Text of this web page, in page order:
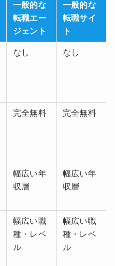
一般的な
転職エー
ジェント
一般的な
転職サイ
ト
なし なし
完全無料 完全無料
幅広い年
収層
幅広い年
収層
幅広い職
種・レベ
ル
幅広い職
種・レベ
ル